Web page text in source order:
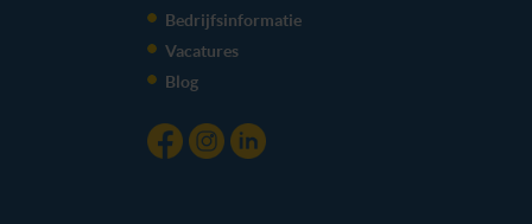
Bedrijfsinformatie
Vacatures
Blog